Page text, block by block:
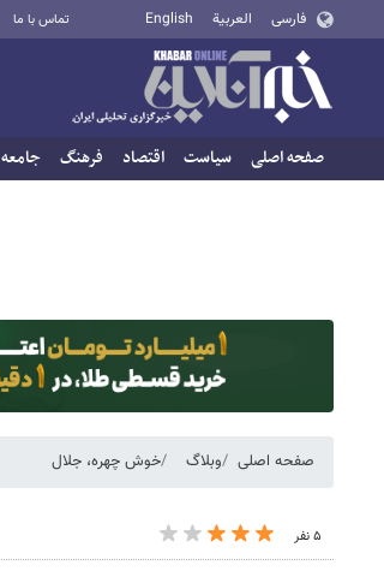
فارسی العربية English تماس با ما
صفحه اصلی سیاست اقتصاد فرهنگ جامعه
صفحه اصلی وبلاگ خوش چهره، جلال
۵ نفر